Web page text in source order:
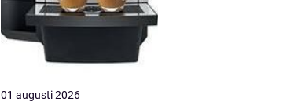
01 augusti 2026